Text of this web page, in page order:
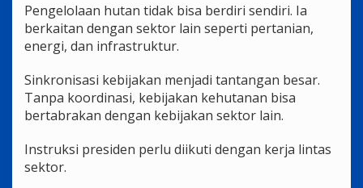
Pengelolaan hutan tidak bisa berdiri sendiri. Ia
berkaitan dengan sektor lain seperti pertanian,
energi, dan infrastruktur.
Sinkronisasi kebijakan menjadi tantangan besar.
Tanpa koordinasi, kebijakan kehutanan bisa
bertabrakan dengan kebijakan sektor lain.
Instruksi presiden perlu diikuti dengan kerja lintas
sektor.